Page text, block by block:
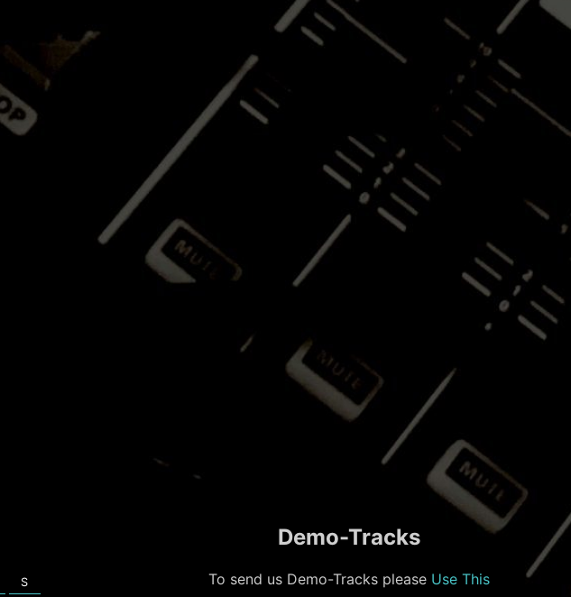
S
Demo-Tracks
To send us Demo-Tracks please Use This